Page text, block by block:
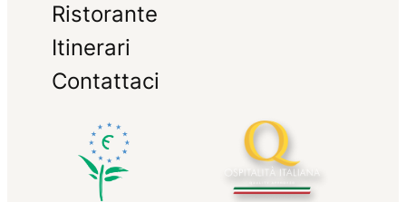
Ristorante
Itinerari
Contattaci